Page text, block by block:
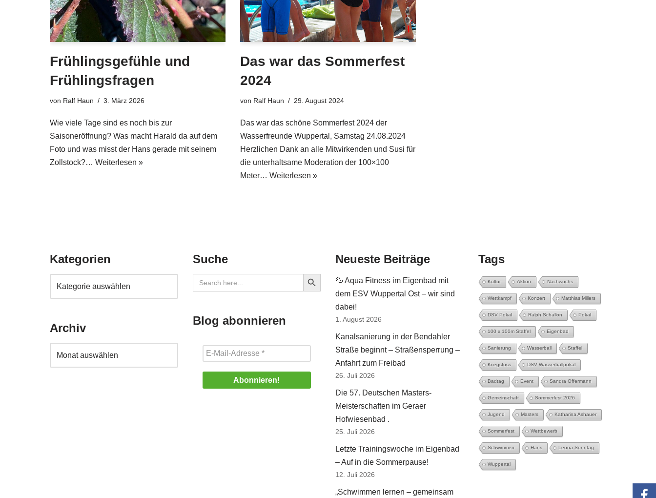
Frühlingsgefühle und
Frühlingsfragen
von Ralf Haun 3. März 2026
Wie viele Tage sind es noch bis zur
Saisoneröffnung? Was macht Harald da auf dem
Foto und was misst der Hans gerade mit seinem
Zollstock?… Weiterlesen »
Das war das Sommerfest
2024
von Ralf Haun 29. August 2024
Das war das schöne Sommerfest 2024 der
Wasserfreunde Wuppertal, Samstag 24.08.2024
Herzlichen Dank an alle Mitwirkenden und Susi für
die unterhaltsame Moderation der 100×100
Meter… Weiterlesen »
Kategorien
Archiv
Suche
Search
for:
Search Button
Blog abonnieren
Neueste Beiträge
💦 Aqua Fitness im Eigenbad mit
dem ESV Wuppertal Ost – wir sind
dabei!
1. August 2026
Kanalsanierung in der Bendahler
Straße beginnt – Straßensperrung –
Anfahrt zum Freibad
26. Juli 2026
Die 57. Deutschen Masters-
Meisterschaften im Geraer
Hofwiesenbad .
25. Juli 2026
Letzte Trainingswoche im Eigenbad
– Auf in die Sommerpause!
12. Juli 2026
„Schwimmen lernen – gemeinsam
Tags
Kultur Aktion Nachwuchs
Wettkampf Konzert Matthias Millers
DSV Pokal Ralph Schallon Pokal
100 x 100m Staffel Eigenbad
Sanierung Wasserball Staffel
Kriegsfuss DSV Wasserballpokal
Badtag Event Sandra Offermann
Gemeinschaft Sommerfest 2026
Jugend Masters Katharina Ashauer
Sommerfest Wettbewerb
Schwimmen Hans Leona Sonntag
Wuppertal